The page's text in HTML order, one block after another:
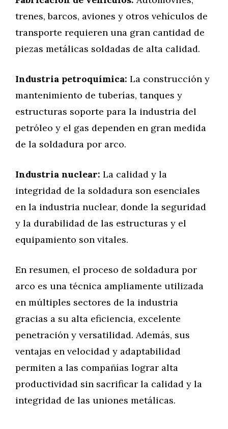
trenes, barcos, aviones y otros vehículos de
transporte requieren una gran cantidad de
piezas metálicas soldadas de alta calidad.
Industria petroquímica: La construcción y
mantenimiento de tuberías, tanques y
estructuras soporte para la industria del
petróleo y el gas dependen en gran medida
de la soldadura por arco.
Industria nuclear: La calidad y la
integridad de la soldadura son esenciales
en la industria nuclear, donde la seguridad
y la durabilidad de las estructuras y el
equipamiento son vitales.
En resumen, el proceso de soldadura por
arco es una técnica ampliamente utilizada
en múltiples sectores de la industria
gracias a su alta eficiencia, excelente
penetración y versatilidad. Además, sus
ventajas en velocidad y adaptabilidad
permiten a las compañías lograr alta
productividad sin sacrificar la calidad y la
integridad de las uniones metálicas.